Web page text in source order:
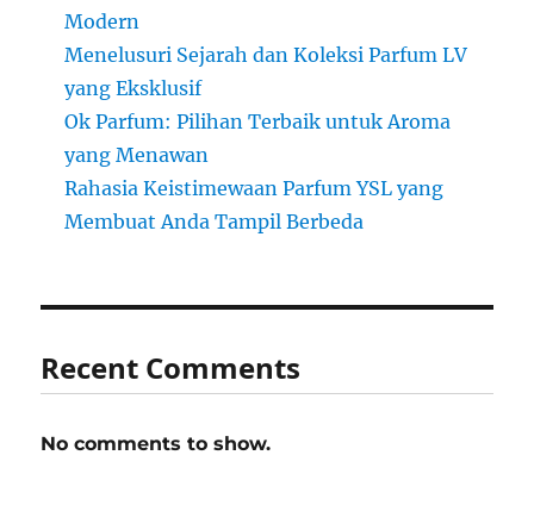
Modern
Menelusuri Sejarah dan Koleksi Parfum LV
yang Eksklusif
Ok Parfum: Pilihan Terbaik untuk Aroma
yang Menawan
Rahasia Keistimewaan Parfum YSL yang
Membuat Anda Tampil Berbeda
Recent Comments
No comments to show.